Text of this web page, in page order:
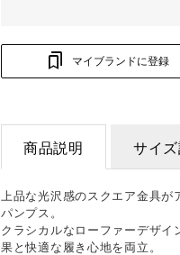
マイブランドに登録
商品説明 サイ
上品な光沢感のスクエア金具
パンプス。
クラシカルなローファーデザ
果と快適な履き心地を両立。